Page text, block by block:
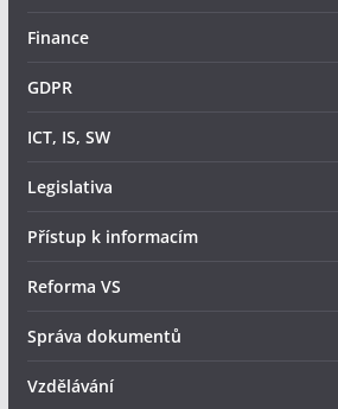
Finance
GDPR
ICT, IS, SW
Legislativa
Přístup k informacím
Reforma VS
Správa dokumentů
Vzdělávání